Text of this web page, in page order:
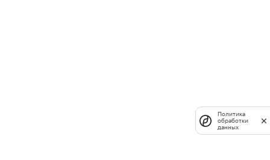
Политика
обработки
данных